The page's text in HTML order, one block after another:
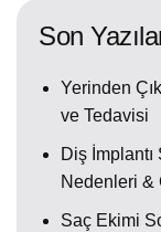
Son
Yerinden
ve Tedavisi
Diş
Nedenleri &
Saç Ekimi